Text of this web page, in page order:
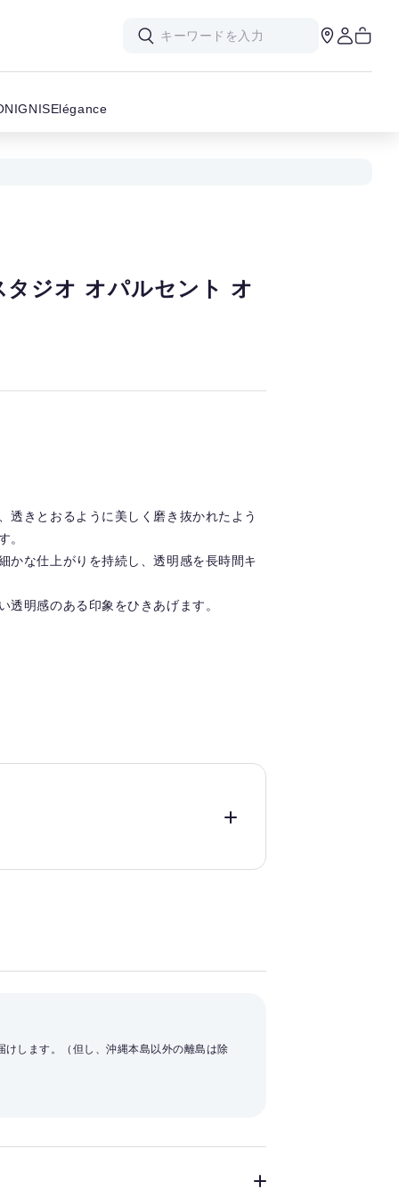
IGNISElégance
ジオ オパルセント オ
透きとおるように美しく磨き抜かれたよう
。
かな仕上がりを持続し、透明感を長時間キ
明感のある印象をひきあげます。
します。（但し、沖縄本島以外の離島は除